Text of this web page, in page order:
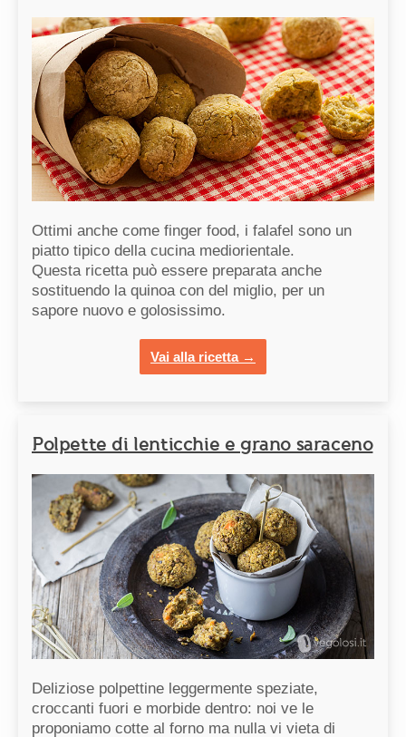
Ottimi anche come finger food, i falafel sono un
piatto tipico della cucina mediorientale.
Questa ricetta può essere preparata anche
sostituendo la quinoa con del miglio, per un
sapore nuovo e golosissimo.
Vai alla ricetta →
Polpette di lenticchie e grano saraceno
Deliziose polpettine leggermente speziate,
croccanti fuori e morbide dentro: noi ve le
proponiamo cotte al forno ma nulla vi vieta di